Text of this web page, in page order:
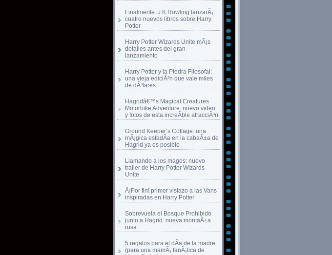
Finalmente: J.K Rowling lanzarÃ¡
cuatro nuevos libros sobre Harry
Potter
Harry Potter Wizards Unite mÃ¡s
detalles antes del gran
lanzamiento
Harry Potter y la Piedra Filosofal:
una vieja ediciÃ³n que vale miles
de dÃ³lares
Hagridâ€™s Magical Creatures
Motorbike Adventure: nuevo video
y fotos de esta increÃ­ble atracciÃ³n
Ground Keeper’s Cottage: una
mÃ¡gica estadÃ­a en la cabaÃ±a de
Hagrid ya es posible
Llamando a los magos: nuevo
trailer de Harry Potter Wizards
Unite
Â¡Por fin! primer vistazo a las Vans
inspiradas en Harry Potter
Sobrevuela el Bosque Prohibido
junto a Hagrid: nueva montaÃ±a
rusa
5 regalos para el dÃ­a de la madre
(para una mamÃ¡ fanÃ¡tica de